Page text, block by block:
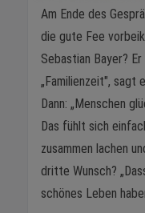
Am Ende des
die gute Fee
Sebastian Bayer?
„Familienzeit", sagt
Dann: „Menschen
Das fühlt sich
zusammen lachen
dritte Wunsch?
schönes Leben